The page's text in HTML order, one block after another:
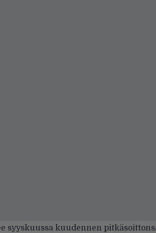
syyskuussa kuudennen